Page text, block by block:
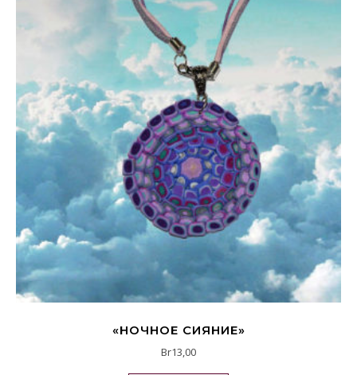
«НОЧНОЕ СИЯНИЕ»
Br13,00